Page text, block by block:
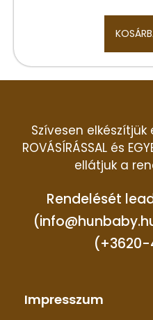
Szívesen
ROVÁSÍRÁSSAL és
ellátjuk a
Rendelését
(+3620-
Impresszum